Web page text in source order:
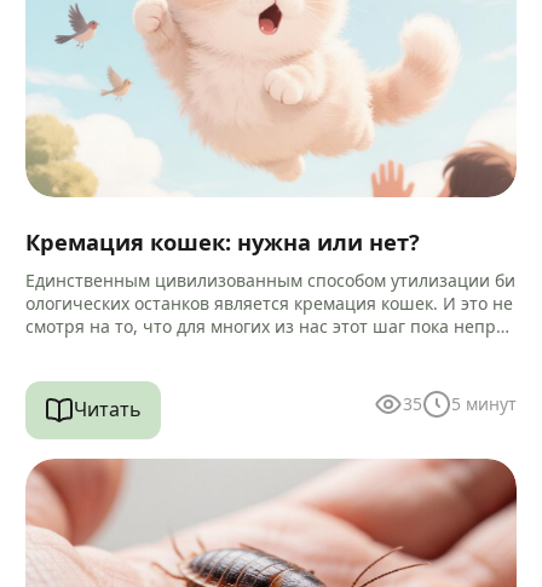
Кремация кошек: нужна или нет?
Единственным цивилизованным способом утилизации би
ологических останков является кремация кошек. И это не
смотря на то, что для многих из нас этот шаг пока непри
Читать 35 5 минут